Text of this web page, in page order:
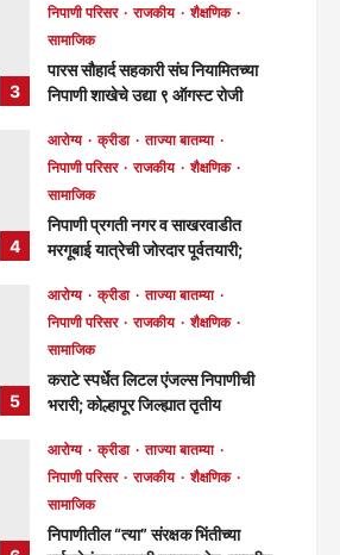
3
निपाणी परिसर
राजकीय
शैक्षणिक
सामाजिक
पारस सौहार्द सहकारी संघ नियामितच्या
निपाणी शाखेचे उद्या ९ ऑगस्ट रोजी
मुख्य संपादक
11 hours ago
73
4
आरोग्य क्रीडा
ताज्या बातम्या
निपाणी परिसर
राजकीय
शैक्षणिक
सामाजिक
निपाणी प्रगती नगर व साखरवाडीत
मरगूबाई यात्रेची जोरदार पूर्वतयारी;
मुख्य संपादक
2 days ago
122
5
आरोग्य क्रीडा
ताज्या बातम्या
निपाणी परिसर
राजकीय
शैक्षणिक
सामाजिक
कराटे स्पर्धेत लिटल एंजल्स निपाणीची
भरारी; कोल्हापूर जिल्ह्यात तृतीय
मुख्य संपादक
2 days ago
120
आरोग्य क्रीडा
ताज्या बातम्या
निपाणी परिसर
राजकीय
शैक्षणिक
सामाजिक
निपाणीतील “त्या” संरक्षक भिंतीच्या